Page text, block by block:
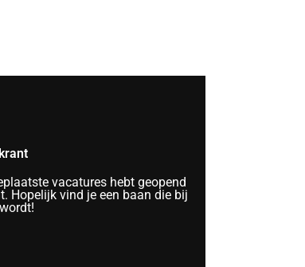
vacatures hebt geopend
Hopelijk vind je een baan die bij